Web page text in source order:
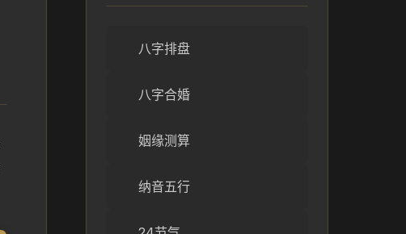
八字排盘
八字合婚
姻缘测算
纳音五行